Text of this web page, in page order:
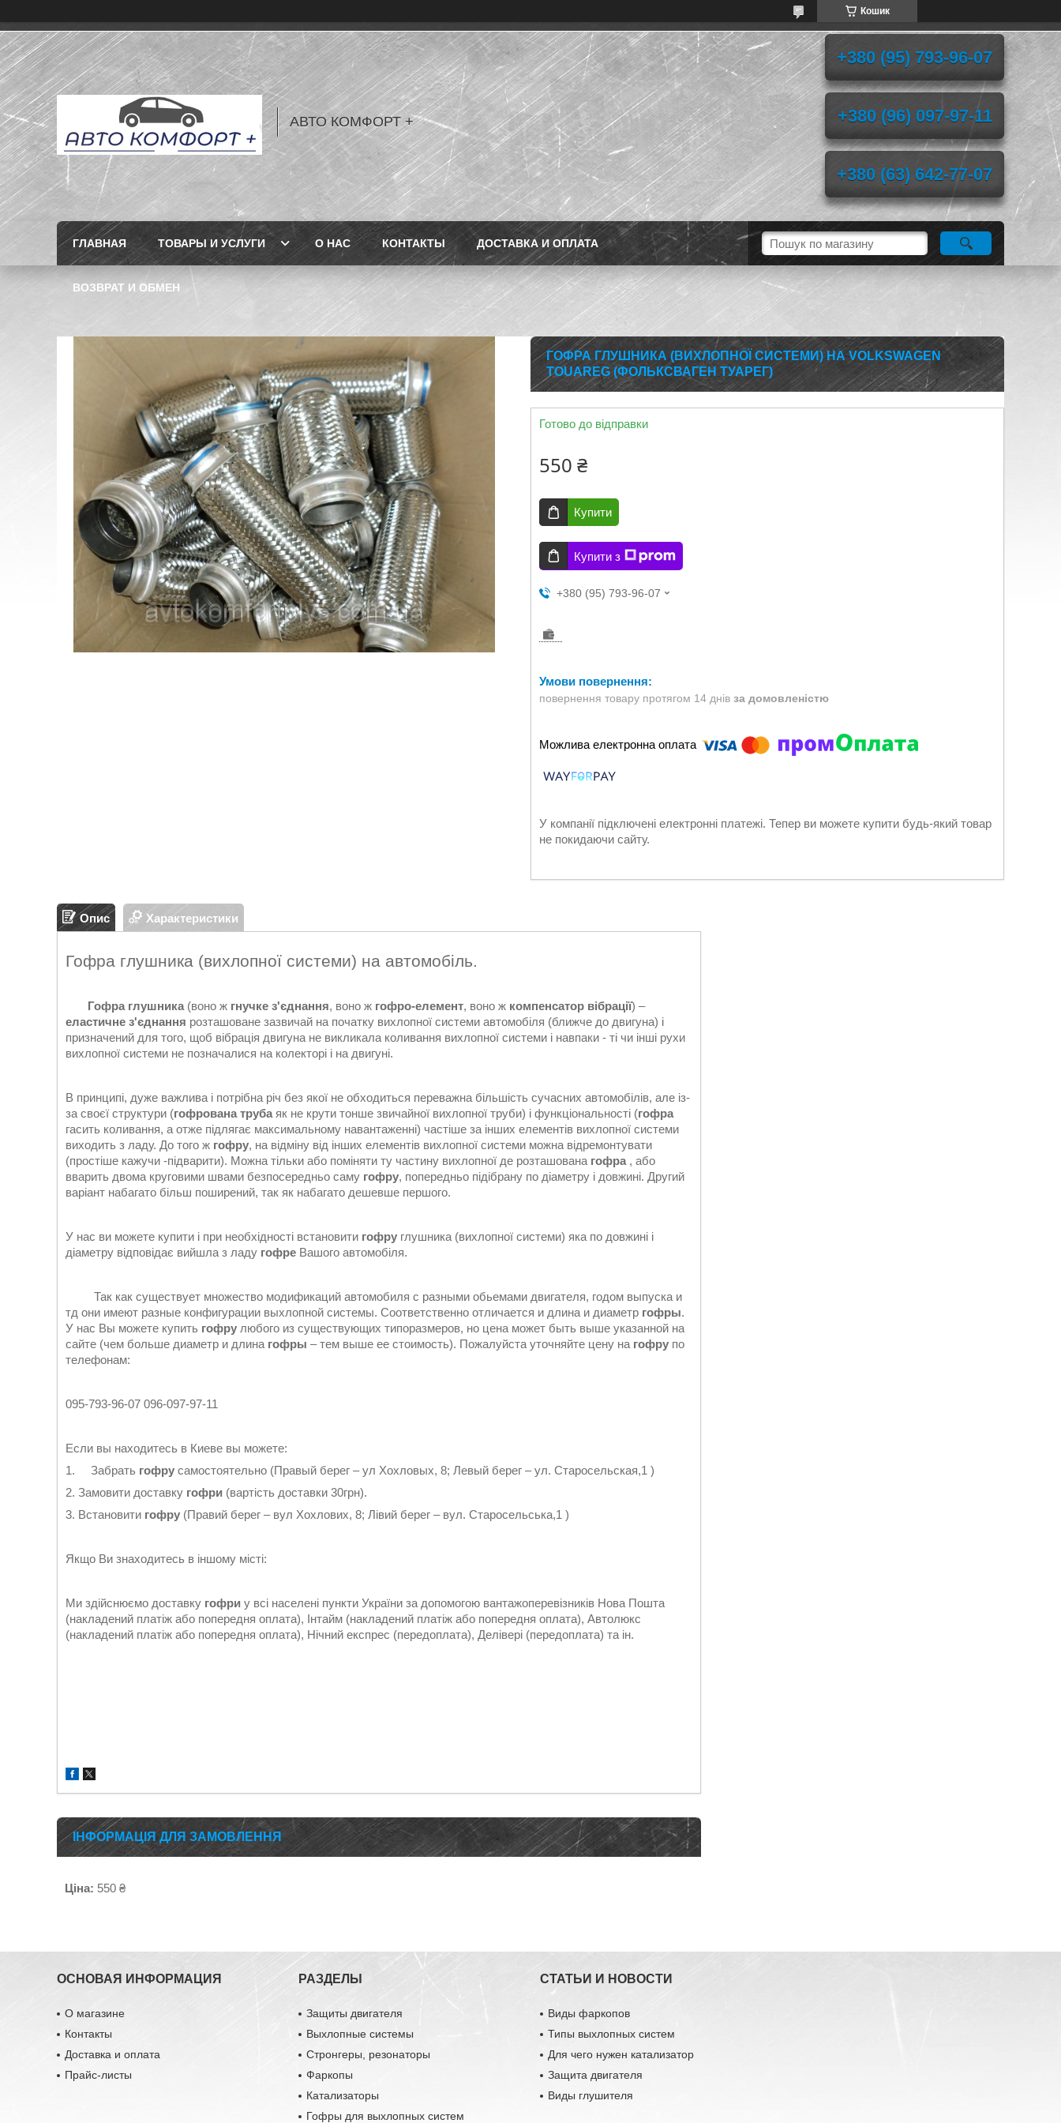
Кошик
АВТО КОМФОРТ +
+380 (95) 793-96-07
+380 (96) 097-97-11
+380 (63) 642-77-07
ГЛАВНАЯ ТОВАРЫ И УСЛУГИ О НАС КОНТАКТЫ ДОСТАВКА И ОПЛАТА
ВОЗВРАТ И ОБМЕН
ГОФРА ГЛУШНИКА (ВИХЛОПНОЇ СИСТЕМИ) НА VOLKSWAGEN
TOUAREG (ФОЛЬКСВАГЕН ТУАРЕГ)
Готово до відправки
550 ₴
Купити
Купити з
+380 (95) 793-96-07
повернення товару протягом 14 днів за домовленістю
У компанії підключені електронні платежі. Тепер ви можете купити будь-який товар
не покидаючи сайту.
Опис Характеристики
Гофра глушника (вихлопної системи) на автомобіль.
Гофра глушника (воно ж гнучке з'єднання, воно ж гофро-елемент, воно ж компенсатор вібрації) –
еластичне з'єднання розташоване зазвичай на початку вихлопної системи автомобіля (ближче до двигуна) і
призначений для того, щоб вібрація двигуна не викликала коливання вихлопної системи і навпаки - ті чи інші рухи
вихлопної системи не позначалися на колекторі і на двигуні.
В принципі, дуже важлива і потрібна річ без якої не обходиться переважна більшість сучасних автомобілів, але із-
за своєї структури (гофрована труба як не крути тонше звичайної вихлопної труби) і функціональності (гофра
гасить коливання, а отже підлягає максимальному навантаженні) частіше за інших елементів вихлопної системи
виходить з ладу. До того ж гофру, на відміну від інших елементів вихлопної системи можна відремонтувати
(простіше кажучи -підварити). Можна тільки або поміняти ту частину вихлопної де розташована гофра , або
вварить двома круговими швами безпосередньо саму гофру, попередньо підібрану по діаметру і довжині. Другий
варіант набагато більш поширений, так як набагато дешевше першого.
У нас ви можете купити і при необхідності встановити гофру глушника (вихлопної системи) яка по довжині і
діаметру відповідає вийшла з ладу гофре Вашого автомобіля.
Так как существует множество модификаций автомобиля с разными обьемами двигателя, годом выпуска и
тд они имеют разные конфигурации выхлопной системы. Соответственно отличается и длина и диаметр гофры.
У нас Вы можете купить гофру любого из существующих типоразмеров, но цена может быть выше указанной на
сайте (чем больше диаметр и длина гофры – тем выше ее стоимость). Пожалуйста уточняйте цену на гофру по
телефонам:
095-793-96-07 096-097-97-11
Если вы находитесь в Киеве вы можете:
1. Забрать гофру самостоятельно (Правый берег – ул Хохловых, 8; Левый берег – ул. Старосельская,1 )
2. Замовити доставку гофри (вартість доставки 30грн).
3. Встановити гофру (Правий берег – вул Хохлових, 8; Лівий берег – вул. Старосельська,1 )
Якщо Ви знаходитесь в іншому місті:
Ми здійснюємо доставку гофри у всі населені пункти України за допомогою вантажоперевізників Нова Пошта
(накладений платіж або попередня оплата), Інтайм (накладений платіж або попередня оплата), Автолюкс
(накладений платіж або попередня оплата), Нічний експрес (передоплата), Делівері (передоплата) та ін.
ІНФОРМАЦІЯ ДЛЯ ЗАМОВЛЕННЯ
Ціна: 550 ₴
ОСНОВАЯ ИНФОРМАЦИЯ
О магазине
Контакты
Доставка и оплата
Прайс-листы
РАЗДЕЛЫ
Защиты двигателя
Выхлопные системы
Стронгеры, резонаторы
Фаркопы
Катализаторы
Гофры для выхлопных систем
СТАТЬИ И НОВОСТИ
Виды фаркопов
Типы выхлопных систем
Для чего нужен катализатор
Защита двигателя
Виды глушителя